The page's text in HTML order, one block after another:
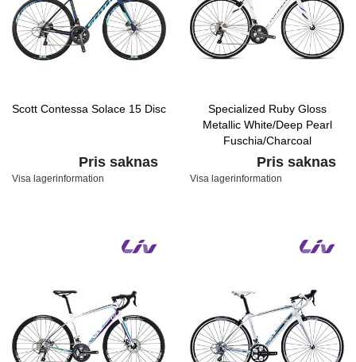
Scott Contessa Solace 15 Disc
Pris saknas
Visa lagerinformation
Specialized Ruby Gloss
Metallic White/Deep Pearl
Fuschia/Charcoal
Pris saknas
Visa lagerinformation